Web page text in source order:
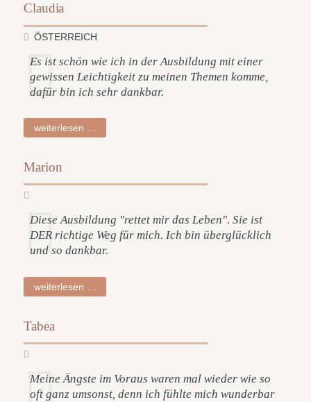
Claudia
ÖSTERREICH
Es ist schön wie ich in der Ausbildung mit einer
gewissen Leichtigkeit zu meinen Themen komme,
dafür bin ich sehr dankbar.
weiterlesen …
Marion
Diese Ausbildung "rettet mir das Leben". Sie ist
DER richtige Weg für mich. Ich bin überglücklich
und so dankbar.
weiterlesen …
Tabea
Meine Ängste im Voraus waren mal wieder wie so
oft ganz umsonst, denn ich fühlte mich wunderbar